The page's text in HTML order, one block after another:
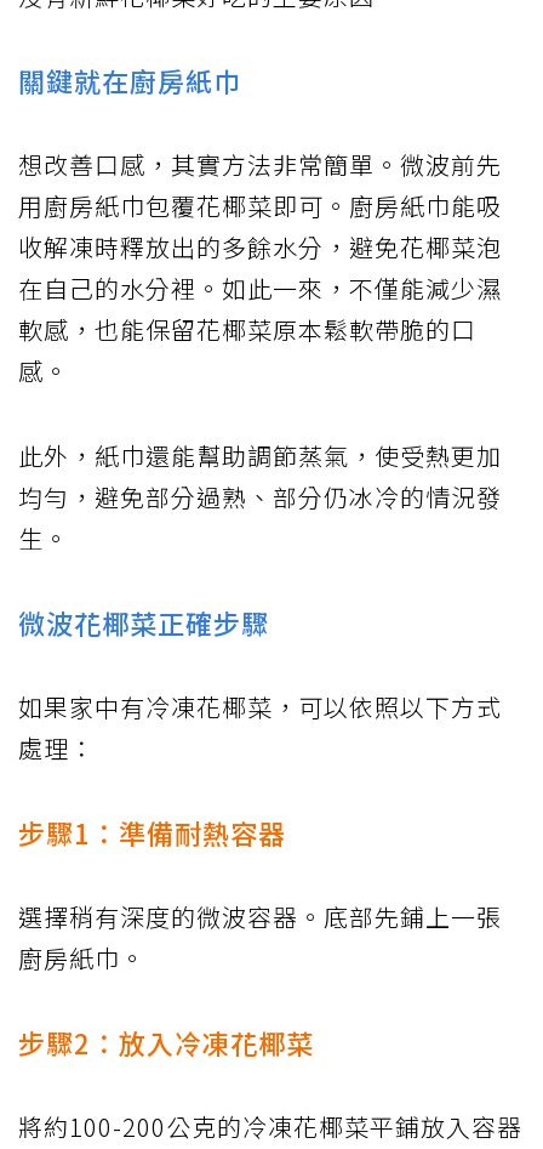
關鍵就在廚房紙巾
想改善口感，其實方法非常簡單。微波前先
用廚房紙巾包覆花椰菜即可。廚房紙巾能吸
收解凍時釋放出的多餘水分，避免花椰菜泡
在自己的水分裡。如此一來，不僅能減少濕
軟感，也能保留花椰菜原本鬆軟帶脆的口
感。
此外，紙巾還能幫助調節蒸氣，使受熱更加
均勻，避免部分過熟、部分仍冰冷的情況發
生。
微波花椰菜正確步驟
如果家中有冷凍花椰菜，可以依照以下方式
處理：
步驟1：準備耐熱容器
選擇稍有深度的微波容器。底部先鋪上一張
廚房紙巾。
步驟2：放入冷凍花椰菜
將約100-200公克的冷凍花椰菜平鋪放入容器